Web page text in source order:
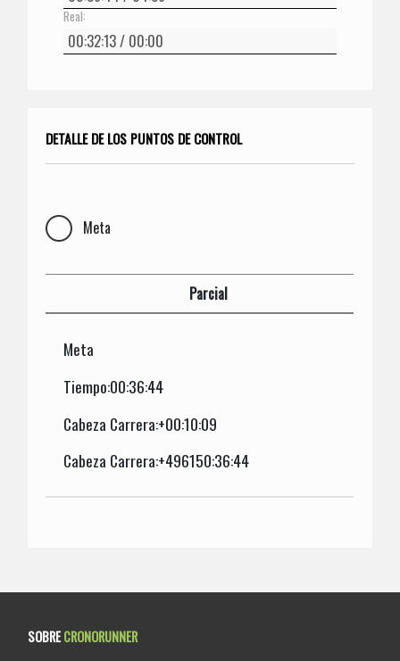
Real:
DETALLE DE LOS PUNTOS DE CONTROL
Meta
Parcial
Meta
Tiempo:00:36:44
Cabeza Carrera:+00:10:09
Cabeza Carrera:+496150:36:44
SOBRECRONORUNNER